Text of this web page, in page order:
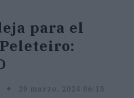
para el
29 marzo, 2024 06:15